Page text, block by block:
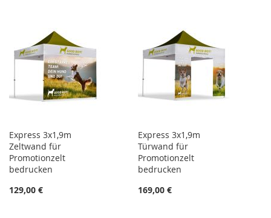
Express 3x1,9m
Zeltwand für
Promotionzelt
bedrucken
129,00 €
Express 3x1,9m
Türwand für
Promotionzelt
bedrucken
169,00 €